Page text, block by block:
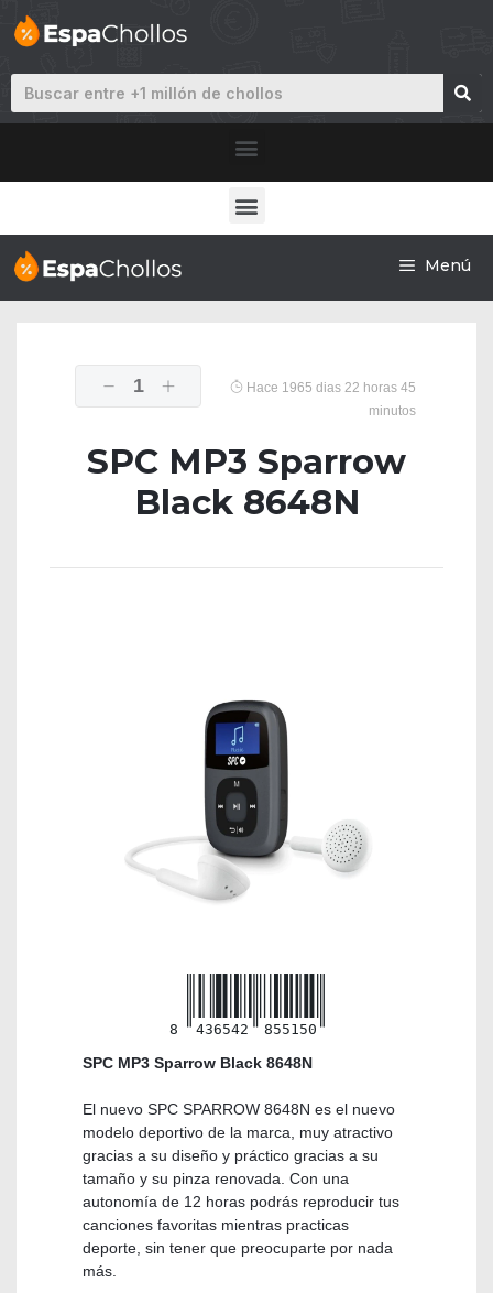
Menú
1
Hace 1965 dias 22 horas 45
minutos
SPC MP3 Sparrow
Black 8648N
8 436542 855150
SPC MP3 Sparrow Black 8648N
El nuevo SPC SPARROW 8648N es el nuevo
modelo deportivo de la marca, muy atractivo
gracias a su diseño y práctico gracias a su
tamaño y su pinza renovada. Con una
autonomía de 12 horas podrás reproducir tus
canciones favoritas mientras practicas
deporte, sin tener que preocuparte por nada
más.